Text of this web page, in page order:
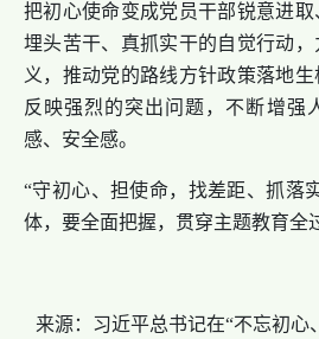
把初心使命变成党员干部锐意进
埋头苦干、真抓实干的自觉行动
义，推动党的路线方针政策落地
反映强烈的突出问题，不断增强
感、安全感。
“守初心、担使命，找差距、抓落
体，要全面把握，贯穿主题教育全
来源：习近平总书记在“不忘初心